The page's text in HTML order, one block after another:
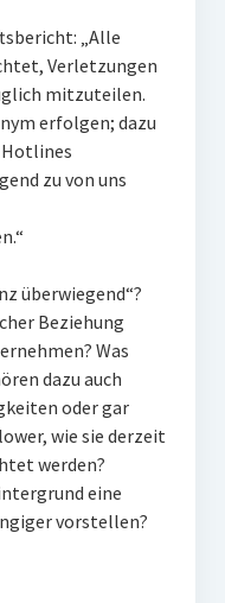
„Alle
Verletzungen
mitzuteilen.
erfolgen; dazu
zu von uns
überwiegend“?
Beziehung
Was
dazu auch
oder gar
wie sie derzeit
werden?
eine
vorstellen?